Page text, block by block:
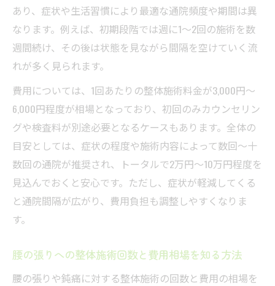
あり、症状や生活習慣により最適な通院頻度や期間は異
なります。例えば、初期段階では週に1～2回の施術を数
週間続け、その後は状態を見ながら間隔を空けていく流
れが多く見られます。
費用については、1回あたりの整体施術料金が3,000円～
6,000円程度が相場となっており、初回のみカウンセリン
グや検査料が別途必要となるケースもあります。全体の
目安としては、症状の程度や施術内容によって数回～十
数回の通院が推奨され、トータルで2万円～10万円程度を
見込んでおくと安心です。ただし、症状が軽減してくる
と通院間隔が広がり、費用負担も調整しやすくなりま
す。
腰の張りへの整体施術回数と費用相場を知る方法
腰の張りや鈍痛に対する整体施術の回数と費用の相場を